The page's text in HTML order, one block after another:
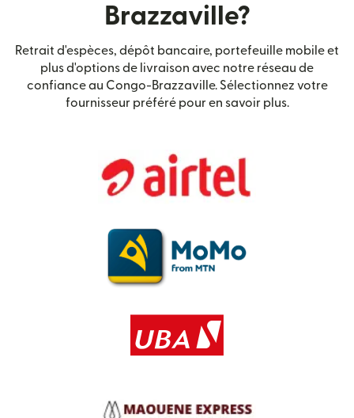
Brazzaville?
Retrait d'espèces, dépôt bancaire, portefeuille mobile et
plus d'options de livraison avec notre réseau de
confiance au Congo-Brazzaville. Sélectionnez votre
fournisseur préféré pour en savoir plus.